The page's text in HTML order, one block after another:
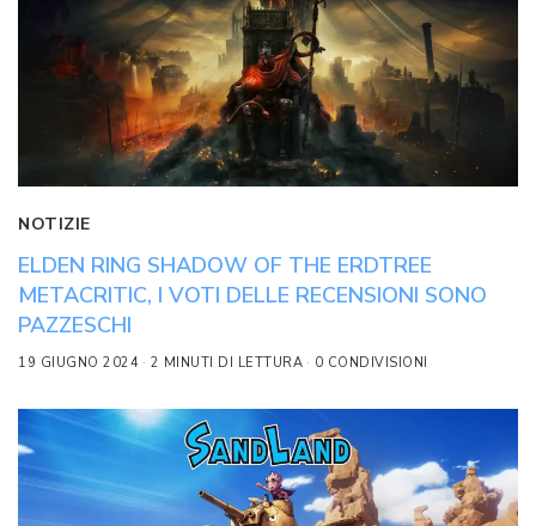
NOTIZIE
ELDEN RING SHADOW OF THE ERDTREE
METACRITIC, I VOTI DELLE RECENSIONI SONO
PAZZESCHI
19 GIUGNO 2024 2 MINUTI DI LETTURA 0 CONDIVISIONI